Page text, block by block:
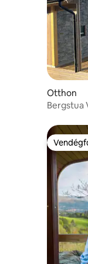
Otthon
Bergstua